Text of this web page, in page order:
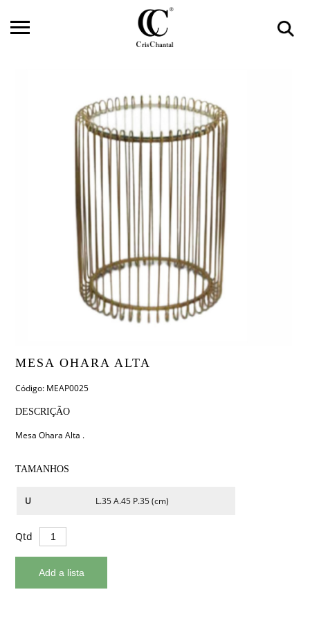
MESA OHARA ALTA
Código: MEAP0025
DESCRIÇÃO
Mesa Ohara Alta .
TAMANHOS
U L.35 A.45 P.35 (cm)
Qtd